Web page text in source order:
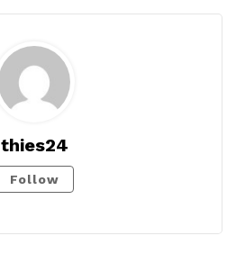
thies24
Follow